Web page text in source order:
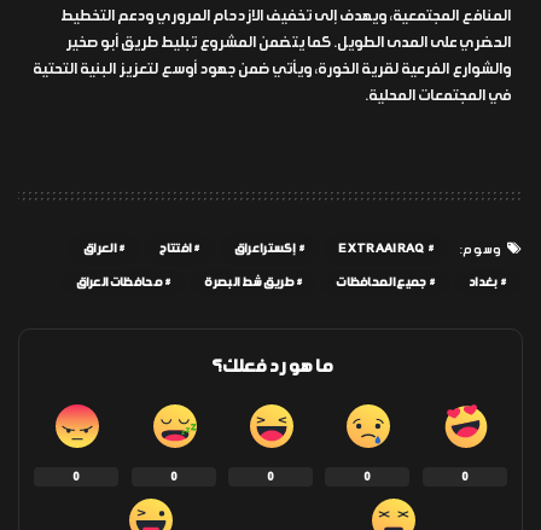
المنافع المجتمعية، ويهدف إلى تخفيف الازدحام المروري ودعم التخطيط
الحضري على المدى الطويل. كما يتضمن المشروع تبليط طريق أبو صخير
والشوارع الفرعية لقرية الخورة، ويأتي ضمن جهود أوسع لتعزيز البنية التحتية
في المجتمعات المحلية.
وسوم: EXTRAAIRAQ إكسترا عراق افتتاح العراق
بغداد جميع المحافظات طريق شط البصرة محافظات العراق
ما هو رد فعلك؟
0
0
0
0
0